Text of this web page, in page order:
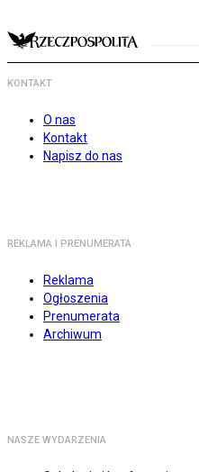
KONTAKT
O nas
Kontakt
Napisz do nas
REKLAMA I PRENUMERATA
Reklama
Ogłoszenia
Prenumerata
Archiwum
NASZE WYDARZENIA